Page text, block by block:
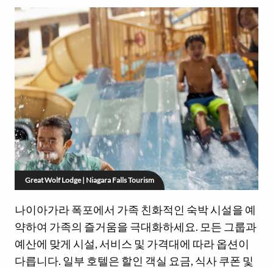
Great Wolf Lodge | Niagara Falls Tourism
나이아가라 폭포에서 가족 친화적인 숙박 시설을 예
약하여 가족의 즐거움을 극대화하세요. 모든 그룹과
예산에 맞게 시설, 서비스 및 가격대에 따라 옵션이
다릅니다. 일부 호텔은 할인 객실 요금, 식사 쿠폰 및